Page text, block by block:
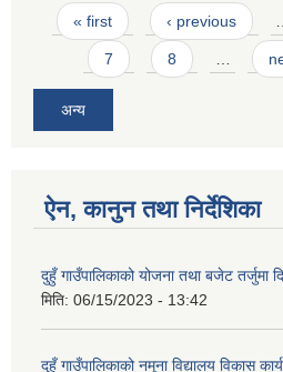
Pages
« first ‹ previous
7 8
अन्य
ऐन, कानुन तथा निर्देशिका
दुहुँ गाउँपालिकाको योजना तथा बजेट तर्जुमा
मिति: 06/15/2023 - 13:42
दुहुँ गाउँपालिकाको नमूना विद्यालय विकास